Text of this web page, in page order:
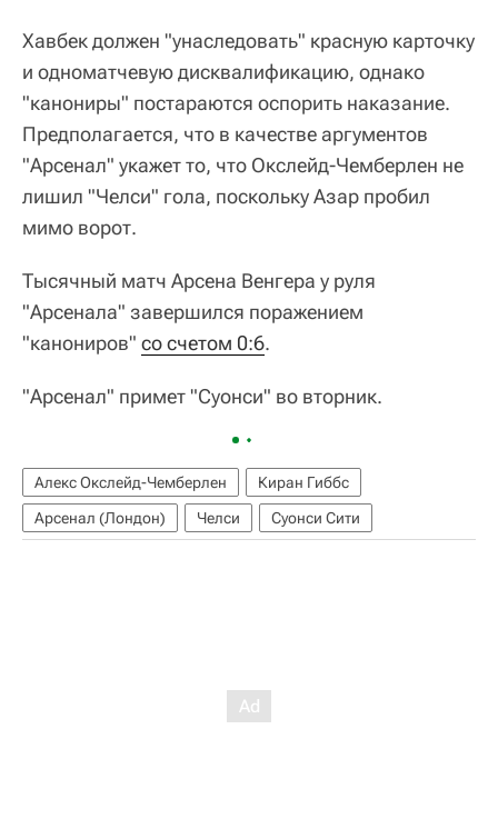
Хавбек должен "унаследовать" красную карточку
и одноматчевую дисквалификацию, однако
"канониры" постараются оспорить наказание.
Предполагается, что в качестве аргументов
"Арсенал" укажет то, что Окслейд-Чемберлен не
лишил "Челси" гола, поскольку Азар пробил
мимо ворот.
Тысячный матч Арсена Венгера у руля
"Арсенала" завершился поражением
"канониров" со счетом 0:6.
"Арсенал" примет "Суонси" во вторник.
Алекс Окслейд-Чемберлен
Киран Гиббс
Арсенал (Лондон)
Челси Суонси Сити